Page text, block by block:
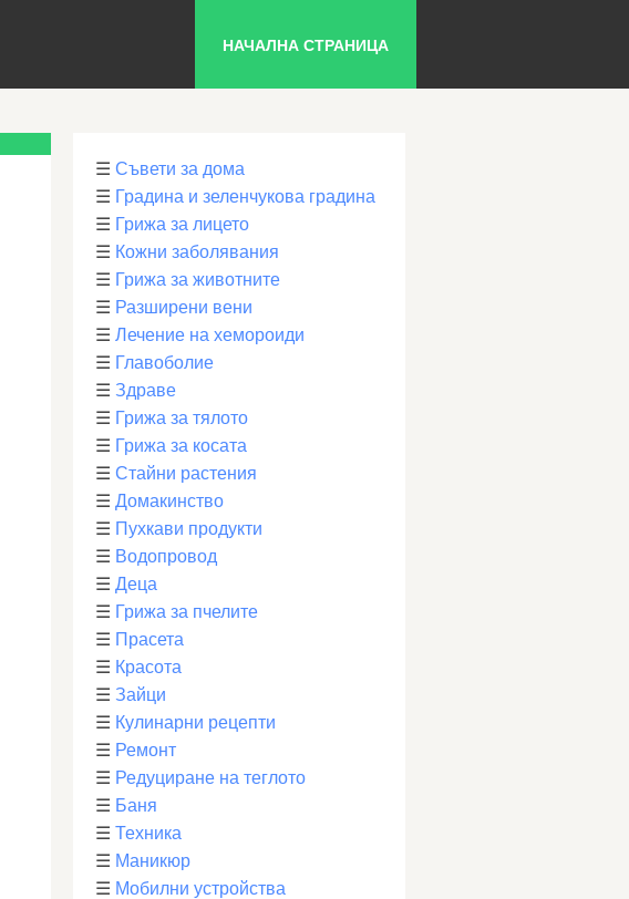
НАЧАЛНА СТРАНИЦА
☰ Съвети за дома
☰ Градина и зеленчукова градина
☰ Грижа за лицето
☰ Кожни заболявания
☰ Грижа за животните
☰ Разширени вени
☰ Лечение на хемороиди
☰ Главоболие
☰ Здраве
☰ Грижа за тялото
☰ Грижа за косата
☰ Стайни растения
☰ Домакинство
☰ Пухкави продукти
☰ Водопровод
☰ Деца
☰ Грижа за пчелите
☰ Прасета
☰ Красота
☰ Зайци
☰ Кулинарни рецепти
☰ Ремонт
☰ Редуциране на теглото
☰ Баня
☰ Техника
☰ Маникюр
☰ Мобилни устройства